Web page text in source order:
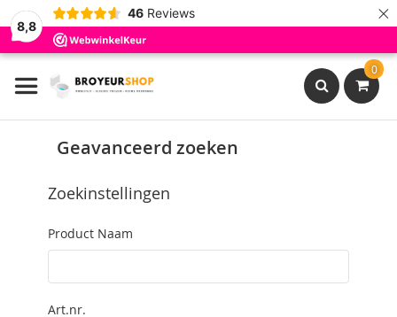
8,8
46 Reviews ×
Ga
naar
de
0
Search
Geavanceerd zoeken
Zoekinstellingen
Product Naam
Art.nr.